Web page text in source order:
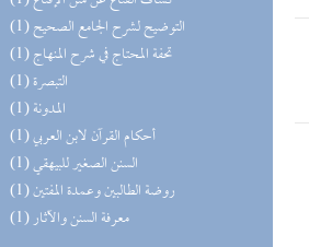
(1) التوضيح لشرح الجامع الصحيح
(1) تحفة المحتاج في شرح المنهاج
(1) التبصرة
(1) المدونة
(1) أحكام القرآن لابن العربي
(1) السنن الصغير للبيهقي
(1) روضة الطالبين وعمدة المفتين
(1) معرفة السنن والآثار